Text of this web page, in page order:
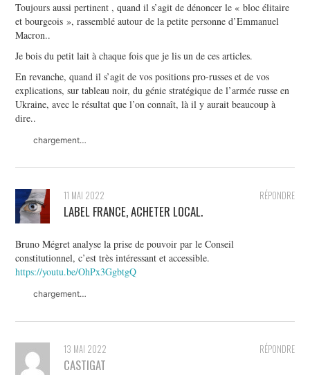
Toujours aussi pertinent , quand il s’agit de dénoncer le « bloc élitaire
et bourgeois », rassemblé autour de la petite personne d’Emmanuel
Macron..
Je bois du petit lait à chaque fois que je lis un de ces articles.
En revanche, quand il s’agit de vos positions pro-russes et de vos
explications, sur tableau noir, du génie stratégique de l’armée russe en
Ukraine, avec le résultat que l’on connaît, là il y aurait beaucoup à
dire..
chargement…
RÉPONDRE
11 MAI 2022
LABEL FRANCE, ACHETER LOCAL.
Bruno Mégret analyse la prise de pouvoir par le Conseil
constitutionnel, c’est très intéressant et accessible.
https://youtu.be/OhPx3GgbtgQ
chargement…
RÉPONDRE
13 MAI 2022
CASTIGAT